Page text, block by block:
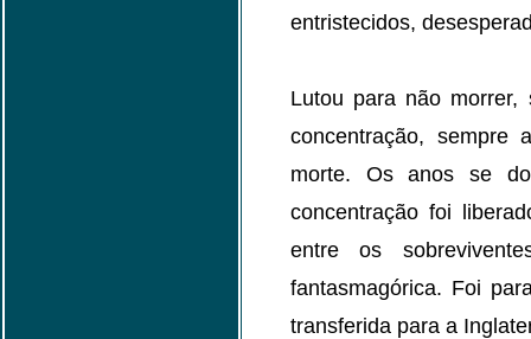
entristecidos,
Lutou para não morrer,
concentração, sempre
morte. Os anos se
concentração foi
entre os
fantasmagórica. Foi
transferida para a